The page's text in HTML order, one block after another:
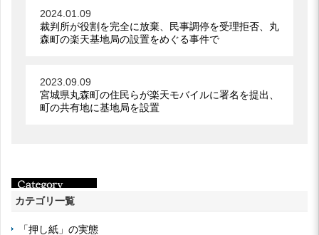
2024.01.09
裁判所が役割を完全に放棄、民事調停を受理拒否、丸
森町の楽天基地局の設置をめぐる事件で
2023.09.09
宮城県丸森町の住民らが楽天モバイルに署名を提出、
町の共有地に基地局を設置
カテゴリ一覧
「押し紙」の実態